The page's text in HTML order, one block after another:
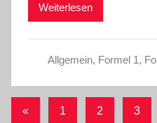
Weiterlesen
Allgemein, Formel 1,
« Vorherige
1 2 3